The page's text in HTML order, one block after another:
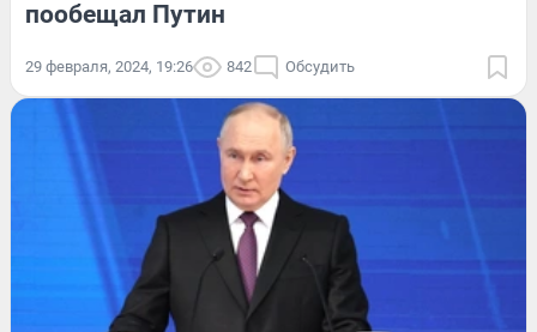
пообещал Путин
29 февраля, 2024, 19:26 842 Обсудить